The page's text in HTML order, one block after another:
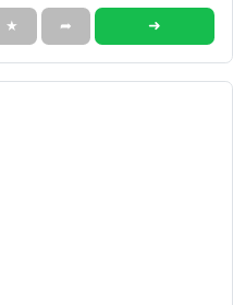
★ ➦ ➜